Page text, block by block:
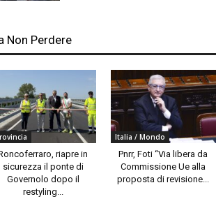
Non Perdere
riapre in
sicurezza il ponte di
Governolo dopo il
restyling...
Italia / Mondo
Pnrr, Foti “Via libera da
Commissione Ue alla
proposta di revisione...